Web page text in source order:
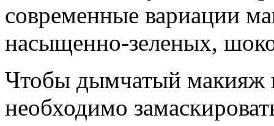
современные вариации
насыщенно-зеленых,
Чтобы дымчатый макияж
необходимо